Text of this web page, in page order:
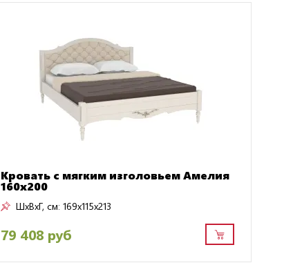
Кровать с мягким изголовьем Амелия
160х200
ШxВxГ, см: 169x115x213
79 408 руб